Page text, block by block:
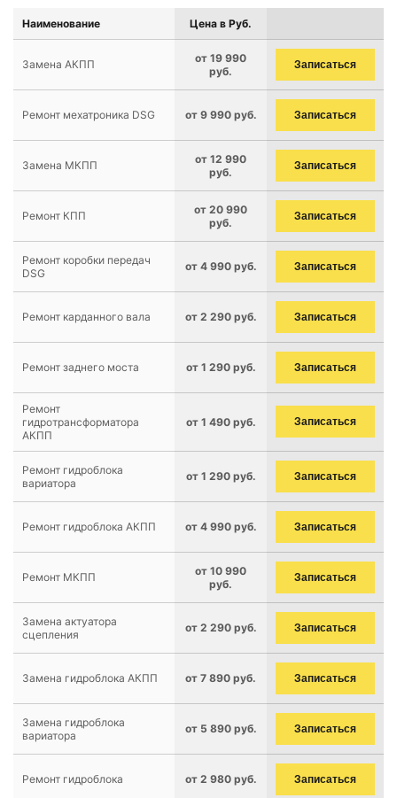
Наименование Цена в Руб.
Замена АКПП
от 19 990
руб.
Записаться
Ремонт мехатроника DSG от 9 990 руб. Записаться
Замена МКПП
от 12 990
руб.
Записаться
Ремонт КПП
от 20 990
руб.
Записаться
Ремонт коробки передач
DSG
от 4 990 руб. Записаться
Ремонт карданного вала от 2 290 руб. Записаться
Ремонт заднего моста от 1 290 руб. Записаться
Ремонт
гидротрансформатора
АКПП
от 1 490 руб. Записаться
Ремонт гидроблока
вариатора
от 1 290 руб. Записаться
Ремонт гидроблока АКПП от 4 990 руб. Записаться
Ремонт МКПП
от 10 990
руб.
Записаться
Замена актуатора
сцепления
от 2 290 руб. Записаться
Замена гидроблока АКПП от 7 890 руб. Записаться
Замена гидроблока
вариатора
от 5 890 руб. Записаться
Ремонт гидроблока от 2 980 руб. Записаться